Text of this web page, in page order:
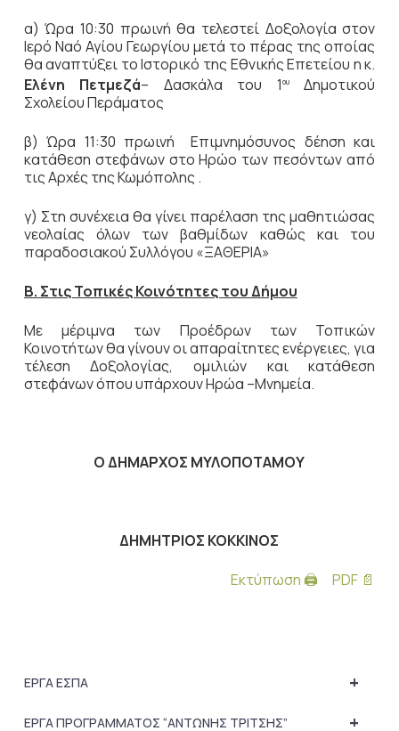
α) Ώρα 10:30 πρωινή θα τελεστεί Δοξολογία στον
Ιερό Ναό Αγίου Γεωργίου μετά το πέρας της οποίας
θα αναπτύξει το Ιστορικό της Εθνικής Επετείου η κ.
Ελένη Πετμεζά– Δασκάλα του 1ουΔημοτικού
Σχολείου Περάματος
β) Ώρα 11:30 πρωινή Επιμνημόσυνος δέηση και
κατάθεση στεφάνων στο Ηρώο των πεσόντων από
τις Αρχές της Κωμόπολης .
γ) Στη συνέχεια θα γίνει παρέλαση της μαθητιώσας
νεολαίας όλων των βαθμίδων καθώς και του
παραδοσιακού Συλλόγου «ΞΑΘΕΡΙΑ»
Β. Στις Τοπικές Κοινότητες του Δήμου
Με μέριμνα των Προέδρων των Τοπικών
Κοινοτήτων θα γίνουν οι απαραίτητες ενέργειες, για
τέλεση Δοξολογίας, ομιλιών και κατάθεση
στεφάνων όπου υπάρχουν Ηρώα –Μνημεία.
Ο ΔΗΜΑΡΧΟΣ ΜΥΛΟΠΟΤΑΜΟΥ
ΔΗΜΗΤΡΙΟΣ ΚΟΚΚΙΝΟΣ
Εκτύπωση 🖨
PDF 📄
+
ΕΡΓΑ ΕΣΠΑ
+
ΕΡΓΑ ΠΡΟΓΡΑΜΜΑΤΟΣ “ΑΝΤΩΝΗΣ ΤΡΙΤΣΗΣ”